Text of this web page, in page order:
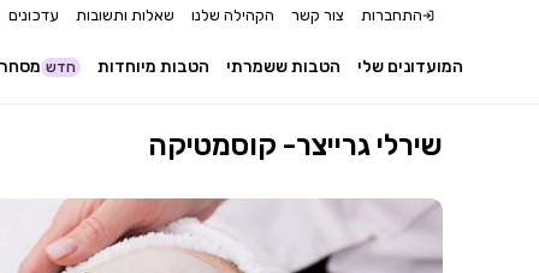
התחברות צור קשר הקהילה שלנו שאלות ותשובות עדכונים
חדש הטבות מיוחדות הטבות ששמרתי המועדונים שלי
שירלי גרייצר- קוסמטיקה